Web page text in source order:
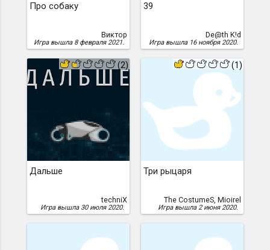
Про собаку
Виктор
Игра вышла 8 февраля 2021.
39
De@th K!d
Игра вышла 16 ноября 2020.
(2)
Дальше
techniX
Игра вышла 30 июля 2020.
(1)
Три рыцаря
The CostumeS, Mioirel
Игра вышла 2 июня 2020.